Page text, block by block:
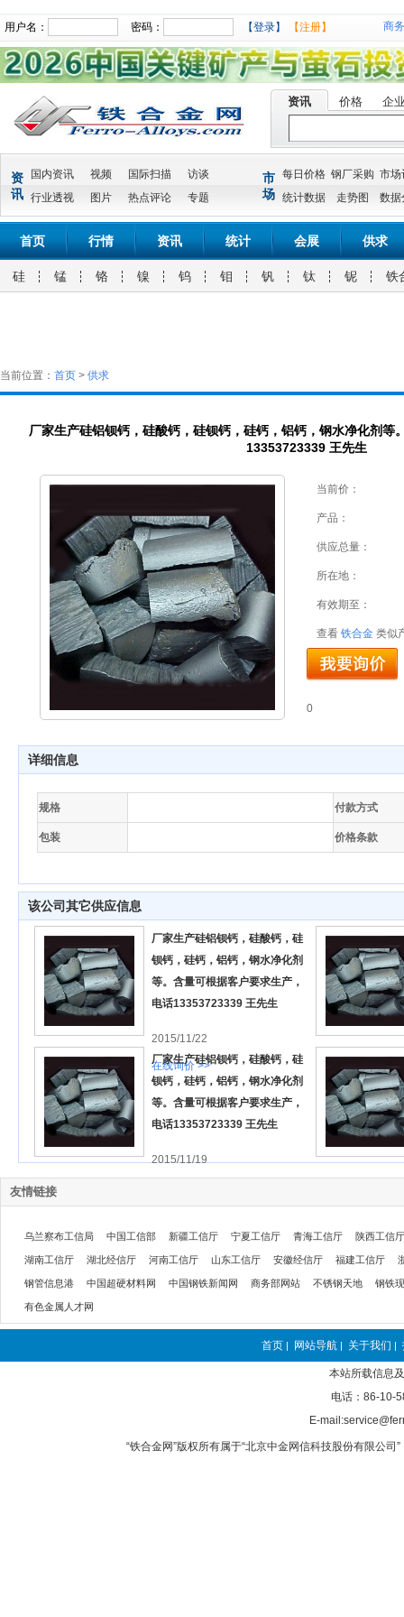
用户名： 密码： 【登录】 【注册】 商
资讯 价格 企
资
讯
国内资讯 视频 国际扫描
访谈
行业透视
图片 热点评论 专题
市
场
每日价格 钢厂采购 市场
统计数据
走势图 数据
首页 行情 资讯 统计 会展 供求
硅 锰 铬 镍 钨 钼 钒 钛 铌 铁
当前位置： 首页 > 供求
厂家生产硅铝钡钙，硅酸钙，硅钡钙，硅钙，铝钙，钢水净化剂等
13353723339 王先生
当前价：
产品：
供应总量：
所在地：
有效期至：
查看 铁合金 类似
0
详细信息
规格 付款方式
包装 价格条款
该公司其它供应信息
厂家生产硅铝钡钙，硅酸钙，硅
钡钙，硅钙，铝钙，钢水净化剂
等。含量可根据客户要求生产，
电话13353723339 王先生
2015/11/22
在线询价 >>
厂家生产硅铝钡钙，硅酸钙，硅
钡钙，硅钙，铝钙，钢水净化剂
等。含量可根据客户要求生产，
电话13353723339 王先生
2015/11/19
友情链接
乌兰察布工信局 中国工信部 新疆工信厅 宁夏工信厅 青海工信厅 陕西工信厅
湖南工信厅 湖北经信厅 河南工信厅 山东工信厅 安徽经信厅 福建工信厅
钢管信息港 中国超硬材料网 中国钢铁新闻网 商务部网站 不锈钢天地 钢铁
有色金属人才网
首页 | 网站导航 | 关于我们 |
本站所载信息
电话：86-10-
E-
“铁合金网”版权所有属于“北京中金网信科技股份有限公司